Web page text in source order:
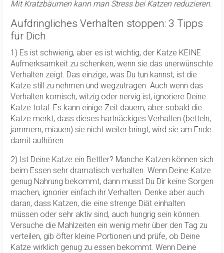
Mit Kratzbäumen kann man Stress bei Katzen reduzieren.
Aufdringliches Verhalten stoppen: 3 Tipps
für Dich
1) Es ist schwierig, aber es ist wichtig, der Katze KEINE
Aufmerksamkeit zu schenken, wenn sie das unerwünschte
Verhalten zeigt. Das einzige, was Du tun kannst, ist die
Katze still zu nehmen und wegzutragen. Auch wenn das
Verhalten komisch, witzig oder nervig ist, ignoriere Deine
Katze total. Es kann einige Zeit dauern, aber sobald die
Katze merkt, dass dieses hartnäckiges Verhalten (betteln,
jammern, miauen) sie nicht weiter bringt, wird sie am Ende
damit aufhören.
2) Ist Deine Katze ein Bettler? Manche Katzen können sich
beim Essen sehr dramatisch verhalten. Wenn Deine Katze
genug Nahrung bekommt, dann musst Du Dir keine Sorgen
machen, ignorier einfach ihr Verhalten. Denke aber auch
daran, dass Katzen, die eine strenge Diät einhalten
müssen oder sehr aktiv sind, auch hungrig sein können.
Versuche die Mahlzeiten ein wenig mehr über den Tag zu
verteilen, gib öfter kleine Portionen und prüfe, ob Deine
Katze wirklich genug zu essen bekommt. Wenn Deine